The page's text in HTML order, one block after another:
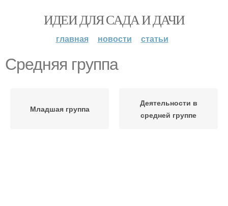
ИДЕИ ДЛЯ САДА И ДАЧИ
главная новости статьи
Средняя группа
Младшая группа
Деятельности в
средней группе